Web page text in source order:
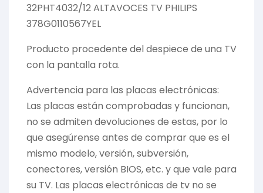
32PHT4032/12 ALTAVOCES TV PHILIPS
378G0110567YEL
Producto procedente del despiece de una TV
con la pantalla rota.
Advertencia para las placas electrónicas:
Las placas están comprobadas y funcionan,
no se admiten devoluciones de estas, por lo
que asegúrense antes de comprar que es el
mismo modelo, versión, subversión,
conectores, versión BIOS, etc. y que vale para
su TV. Las placas electrónicas de tv no se